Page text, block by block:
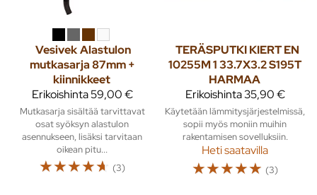
Vesivek Alastulon
mutkasarja 87mm +
kiinnikkeet
Erikoishinta59,00 €
Mutkasarja sisältää tarvittavat
osat syöksyn alastulon
asennukseen, lisäksi tarvitaan
oikean pitu...
☆☆☆☆☆ (3)
TERÄSPUTKI KIERT EN
10255M 1 33.7X3.2 S195T
HARMAA
Erikoishinta35,90 €
Käytetään lämmitysjärjestelmissä,
sopii myös moniin muihin
rakentamisen sovelluksiin.
Heti saatavilla
☆☆☆☆☆ (3)